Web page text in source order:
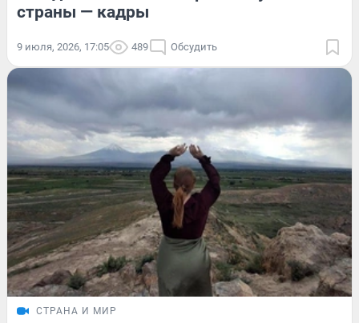
страны — кадры
9 июля, 2026, 17:05 489 Обсудить
СТРАНА И МИР